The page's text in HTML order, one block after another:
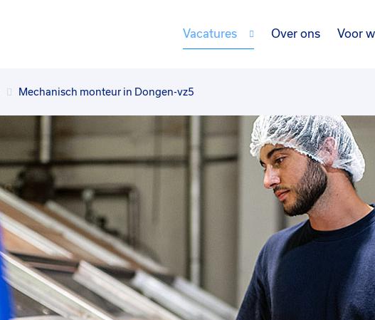
Vacatures Over ons Voor
Mechanisch monteur in Dongen-vz5